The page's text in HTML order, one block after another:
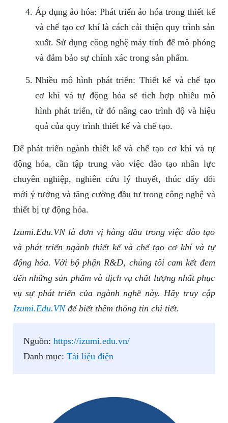
Áp dụng ảo hóa: Phát triển ảo hóa trong thiết kế
và chế tạo cơ khí là cách cải thiện quy trình sản
xuất. Sử dụng công nghệ máy tính để mô phỏng
và đảm bảo sự chính xác trong sản phẩm.
Nhiều mô hình phát triển: Thiết kế và chế tạo
cơ khí và tự động hóa sẽ tích hợp nhiều mô
hình phát triển, từ đó nâng cao trình độ và hiệu
quả của quy trình thiết kế và chế tạo.
Để phát triển ngành thiết kế và chế tạo cơ khí và tự
động hóa, cần tập trung vào việc đào tạo nhân lực
chuyên nghiệp, nghiên cứu lý thuyết, thúc đẩy đổi
mới ý tưởng và tăng cường đầu tư trong công nghệ và
thiết bị tự động hóa.
Izumi.Edu.VN là đơn vị hàng đầu trong việc đào tạo
và phát triển ngành thiết kế và chế tạo cơ khí và tự
động hóa. Với bộ phận R&D, chúng tôi cam kết đem
đến những sản phẩm và dịch vụ chất lượng nhất phục
vụ sự phát triển của ngành nghề này. Hãy truy cập
Izumi.Edu.VNđể biết thêm thông tin chi tiết.
Nguồn: https://izumi.edu.vn/
Danh mục: Tài liệu điện